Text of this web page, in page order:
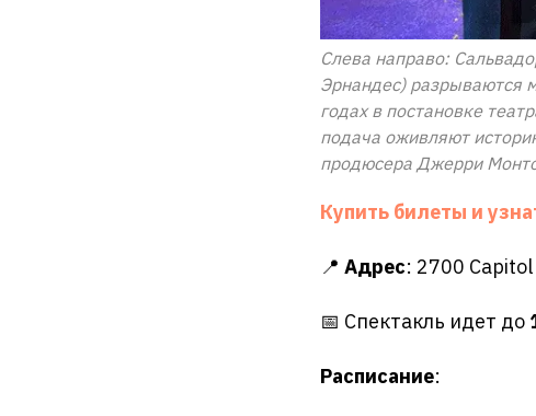
Слева направо:
Эрнандес) разрываются
годах в постановке
подача оживляют
продюсера Джерри
Купить билеты и
📍 Адрес: 2700
📅 Спектакль идет до
Расписание: